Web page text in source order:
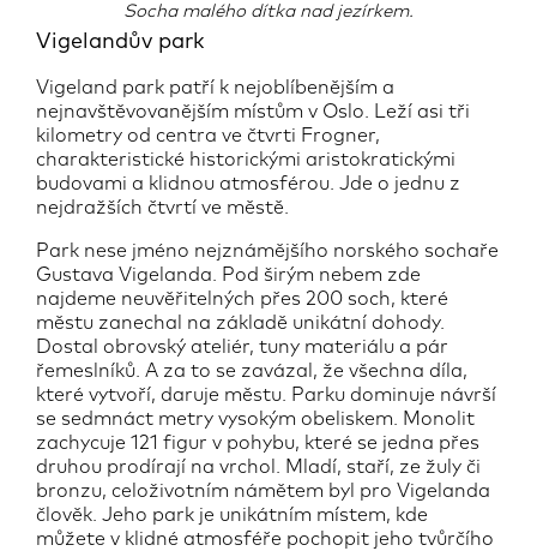
Socha malého dítka nad jezírkem.
Vigelandův park
Vigeland park patří k nejoblíbenějším a
nejnavštěvovanějším místům v Oslo. Leží asi tři
kilometry od centra ve čtvrti Frogner,
charakteristické historickými aristokratickými
budovami a klidnou atmosférou. Jde o jednu z
nejdražších čtvrtí ve městě.
Park nese jméno nejznámějšího norského sochaře
Gustava Vigelanda. Pod širým nebem zde
najdeme neuvěřitelných přes 200 soch, které
městu zanechal na základě unikátní dohody.
Dostal obrovský ateliér, tuny materiálu a pár
řemeslníků. A za to se zavázal, že všechna díla,
které vytvoří, daruje městu. Parku dominuje návrší
se sedmnáct metry vysokým obeliskem. Monolit
zachycuje 121 figur v pohybu, které se jedna přes
druhou prodírají na vrchol. Mladí, staří, ze žuly či
bronzu, celoživotním námětem byl pro Vigelanda
člověk. Jeho park je unikátním místem, kde
můžete v klidné atmosféře pochopit jeho tvůrčího